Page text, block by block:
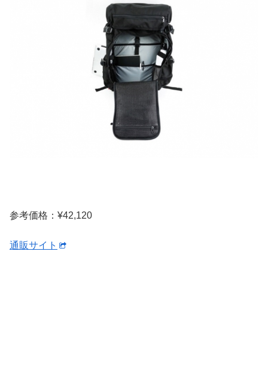
参考価格：¥42,120
通販サイト